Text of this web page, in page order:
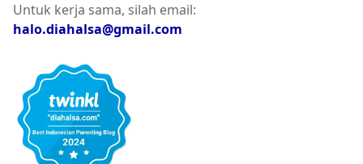
Untuk kerja sama, silah email:
halo.diahalsa@gmail.com